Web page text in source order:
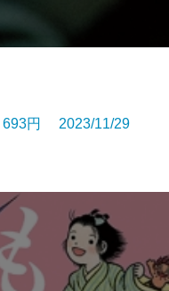
円 2023/11/29